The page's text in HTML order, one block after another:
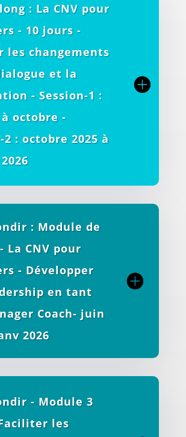
: La CNV pour
- 10 jours -
les changements
et la
- Session-1 :
octobre -
2 : octobre 2025 à
: Module de
La CNV pour
- Développer
en tant
Coach- juin
2026
- Module 3
les